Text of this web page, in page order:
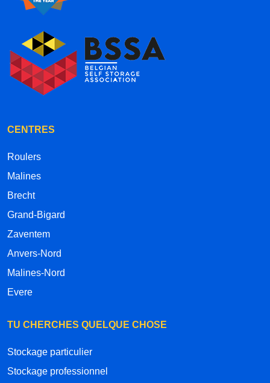
CENTRES
Roulers
Malines
Brecht
Grand-Bigard
Zaventem
Anvers-Nord
Malines-Nord
Evere
TU CHERCHES QUELQUE CHOSE
Stockage particulier
Stockage professionnel